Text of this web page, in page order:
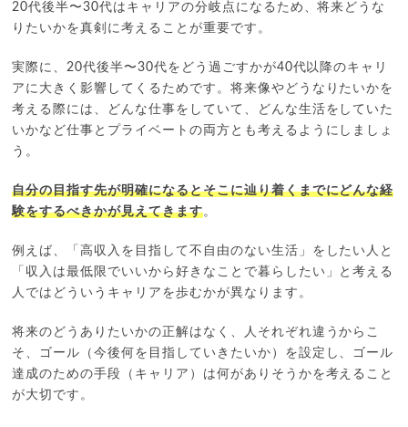
20代後半〜30代はキャリアの分岐点になるため、将来どうな
りたいかを真剣に考えることが重要です。
実際に、20代後半〜30代をどう過ごすかが40代以降のキャリ
アに大きく影響してくるためです。将来像やどうなりたいかを
考える際には、どんな仕事をしていて、どんな生活をしていた
いかなど仕事とプライベートの両方とも考えるようにしましょ
う。
自分の目指す先が明確になるとそこに辿り着くまでにどんな経
験をするべきかが見えてきます。
例えば、「高収入を目指して不自由のない生活」をしたい人と
「収入は最低限でいいから好きなことで暮らしたい」と考える
人ではどういうキャリアを歩むかが異なります。
将来のどうありたいかの正解はなく、人それぞれ違うからこ
そ、ゴール（今後何を目指していきたいか）を設定し、ゴール
達成のための手段（キャリア）は何がありそうかを考えること
が大切です。